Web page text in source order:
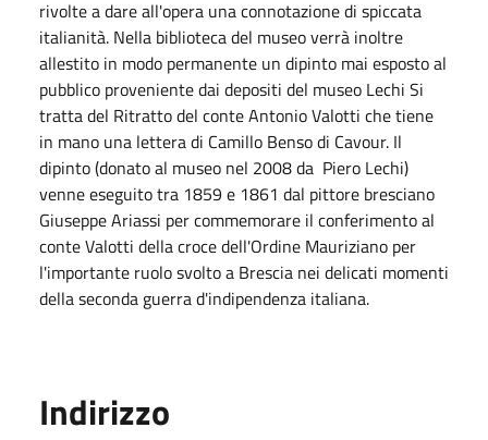
rivolte a dare all'opera una connotazione di spiccata
italianità. Nella biblioteca del museo verrà inoltre
allestito in modo permanente un dipinto mai esposto al
pubblico proveniente dai depositi del museo Lechi Si
tratta del Ritratto del conte Antonio Valotti che tiene
in mano una lettera di Camillo Benso di Cavour. Il
dipinto (donato al museo nel 2008 da Piero Lechi)
venne eseguito tra 1859 e 1861 dal pittore bresciano
Giuseppe Ariassi per commemorare il conferimento al
conte Valotti della croce dell'Ordine Mauriziano per
l'importante ruolo svolto a Brescia nei delicati momenti
della seconda guerra d'indipendenza italiana.
Indirizzo